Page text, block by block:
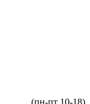
(пн-пт 10-18)